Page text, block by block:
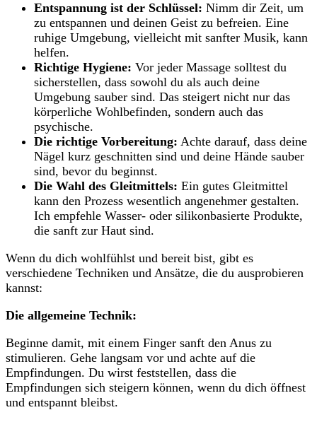
Entspannung ist der Schlüssel: Nimm dir Zeit, um
zu entspannen und deinen Geist zu‌ befreien. Eine
‌ruhige Umgebung, vielleicht mit sanfter ⁣Musik, kann
helfen.
Richtige‍ Hygiene: Vor jeder Massage solltest du
sicherstellen, dass sowohl du⁢ als ‌auch deine
Umgebung sauber sind.‍ Das steigert nicht nur das
körperliche Wohlbefinden, sondern auch das
psychische.
Die richtige ⁤Vorbereitung: Achte‌ darauf,⁣ dass deine
Nägel kurz geschnitten sind und deine Hände sauber
sind, bevor ‍du ‍beginnst.
Die Wahl des Gleitmittels: Ein ⁤gutes Gleitmittel
kann den Prozess wesentlich ⁣angenehmer gestalten.
Ich empfehle Wasser- oder silikonbasierte Produkte,
die sanft ​zur Haut sind.
Wenn du dich wohlfühlst und bereit ⁢bist, gibt es
verschiedene Techniken und Ansätze, die ‌du ausprobieren
kannst:
Die allgemeine‍ Technik:
Beginne damit, mit ⁢einem Finger sanft den Anus ‌zu
stimulieren. Gehe langsam vor und achte auf die
Empfindungen. Du ‌wirst feststellen, dass die
Empfindungen sich steigern können, wenn du dich öffnest
und⁣ entspannt bleibst.